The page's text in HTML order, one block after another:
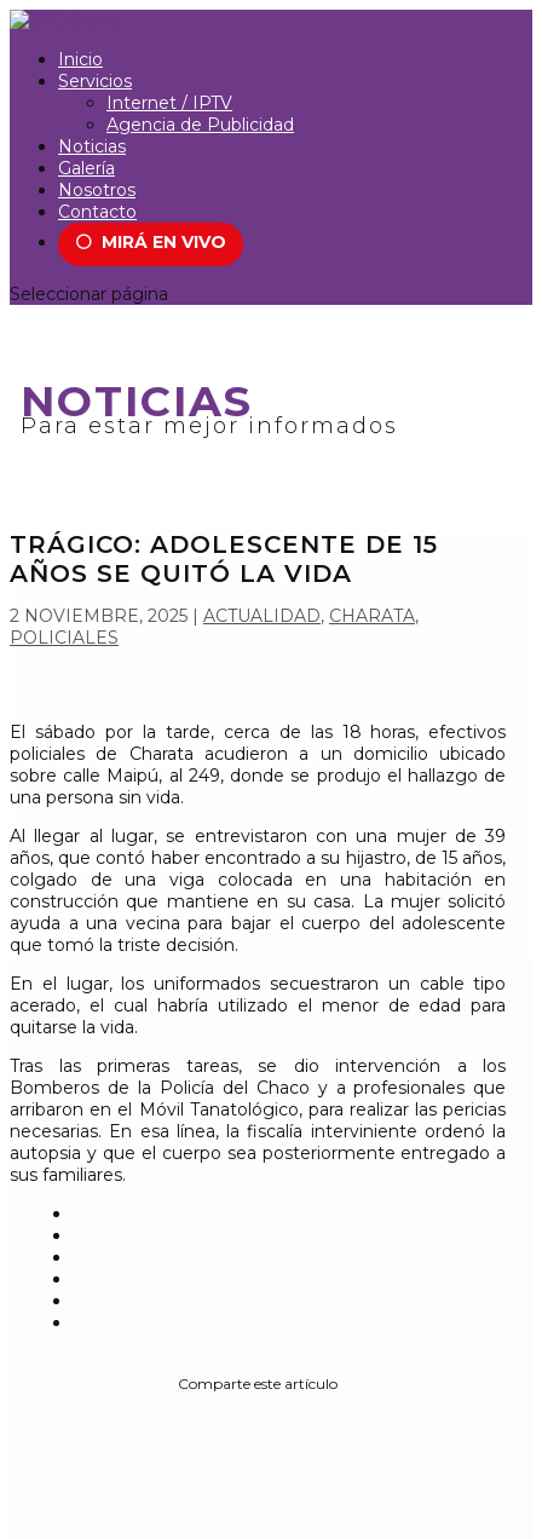
Inicio
Servicios
Internet / IPTV
Agencia de Publicidad
Noticias
Galería
Nosotros
Contacto
⚪ MIRÁ EN VIVO
Seleccionar página
NOTICIAS
Para estar mejor informados
TRÁGICO: ADOLESCENTE DE 15
AÑOS SE QUITÓ LA VIDA
2 NOVIEMBRE, 2025 | ACTUALIDAD, CHARATA,
POLICIALES
El sábado por la tarde, cerca de las 18 horas, efectivos
policiales de Charata acudieron a un domicilio ubicado
sobre calle Maipú, al 249, donde se produjo el hallazgo de
una persona sin vida.
Al llegar al lugar, se entrevistaron con una mujer de 39
años, que contó haber encontrado a su hijastro, de 15 años,
colgado de una viga colocada en una habitación en
construcción que mantiene en su casa. La mujer solicitó
ayuda a una vecina para bajar el cuerpo del adolescente
que tomó la triste decisión.
En el lugar, los uniformados secuestraron un cable tipo
acerado, el cual habría utilizado el menor de edad para
quitarse la vida.
Tras las primeras tareas, se dio intervención a los
Bomberos de la Policía del Chaco y a profesionales que
arribaron en el Móvil Tanatológico, para realizar las pericias
necesarias. En esa línea, la fiscalía interviniente ordenó la
autopsia y que el cuerpo sea posteriormente entregado a
sus familiares.
Comparte este artículo